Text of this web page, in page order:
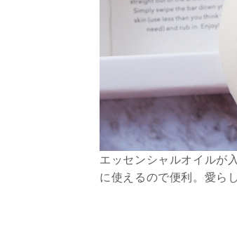
エッセンシャルオイルが
に使えるので便利。愛ら